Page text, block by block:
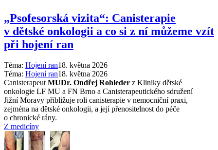
„Psofesorská vizita“: Canisterapie
v dětské onkologii a co si z ní můžeme vzít
při hojení ran
Téma: Hojení ran18. května 2026
Téma: Hojení ran18. května 2026
Canisterapeut MUDr. Ondřej Rohleder z Kliniky dětské
onkologie LF MU a FN Brno a Canisterapeutického sdružení
Jižní Moravy přibližuje roli canisterapie v nemocniční praxi,
zejména na dětské onkologii, a její přenositelnost do péče
o chronické rány.
Z medicíny